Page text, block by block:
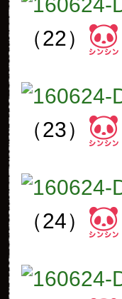
（22）
（23）
（24）